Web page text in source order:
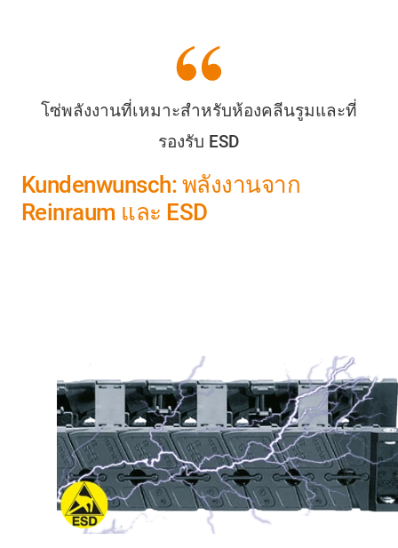
โซ่พลังงานที่เหมาะสำหรับห้องคลีนรูมและที่
รองรับ ESD
Kundenwunsch: พลังงานจาก
Reinraum และ ESD